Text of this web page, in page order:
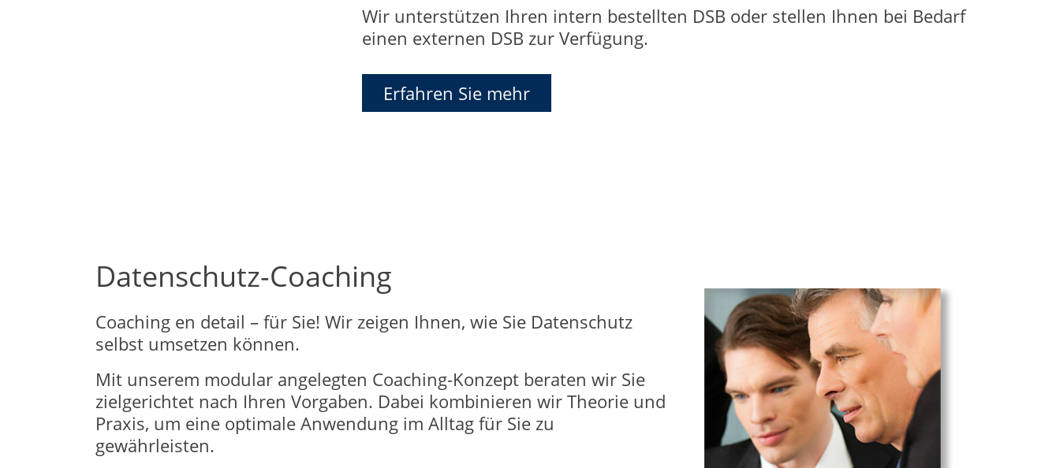
Wir unterstützen Ihren intern bestellten DSB oder stellen Ihnen bei Bedarf
einen externen DSB zur Verfügung.
Erfahren Sie mehr
Datenschutz-Coaching
Coaching en detail – für Sie! Wir zeigen Ihnen, wie Sie Datenschutz
selbst umsetzen können.
Mit unserem modular angelegten Coaching-Konzept beraten wir Sie
zielgerichtet nach Ihren Vorgaben. Dabei kombinieren wir Theorie und
Praxis, um eine optimale Anwendung im Alltag für Sie zu
gewährleisten.